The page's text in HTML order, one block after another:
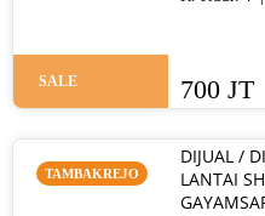
SALE 700 JT
TAMBAKREJO
DIJUAL /
LANTAI